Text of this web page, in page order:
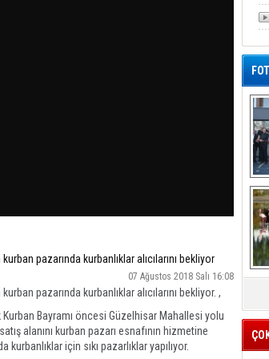
pazarında kurbanlıklar alıcılarını bekliyor
07 Ağustos 2018 Salı 16:08
pazarında kurbanlıklar alıcılarını bekliyor. ,
Bayramı öncesi Güzelhisar Mahallesi yolu
alanını kurban pazarı esnafının hizmetine
kurbanlıklar için sıkı pazarlıklar yapılıyor.